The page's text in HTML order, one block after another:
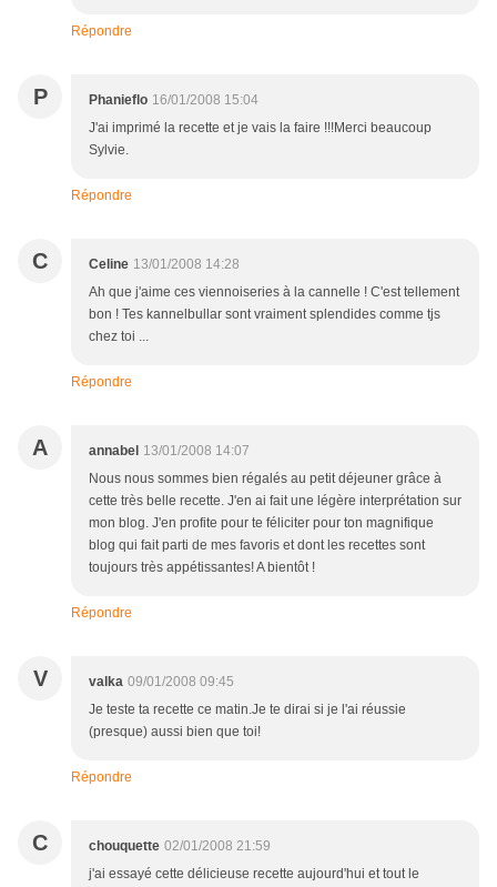
Répondre
P Phanieflo 16/01/2008 15:04
J'ai imprimé la recette et je vais la faire !!!Merci beaucoup
Sylvie.
Répondre
C Celine 13/01/2008 14:28
Ah que j'aime ces viennoiseries à la cannelle ! C'est tellement
bon ! Tes kannelbullar sont vraiment splendides comme tjs
chez toi ...
Répondre
A annabel 13/01/2008 14:07
Nous nous sommes bien régalés au petit déjeuner grâce à
cette très belle recette. J'en ai fait une légère interprétation sur
mon blog. J'en profite pour te féliciter pour ton magnifique
blog qui fait parti de mes favoris et dont les recettes sont
toujours très appétissantes! A bientôt !
Répondre
V valka 09/01/2008 09:45
Je teste ta recette ce matin.Je te dirai si je l'ai réussie
(presque) aussi bien que toi!
Répondre
C chouquette 02/01/2008 21:59
j'ai essayé cette délicieuse recette aujourd'hui et tout le